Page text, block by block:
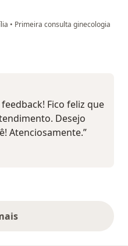
• Primeira consulta ginecologia
Fico feliz que
Desejo
Atenciosamente.”
acima